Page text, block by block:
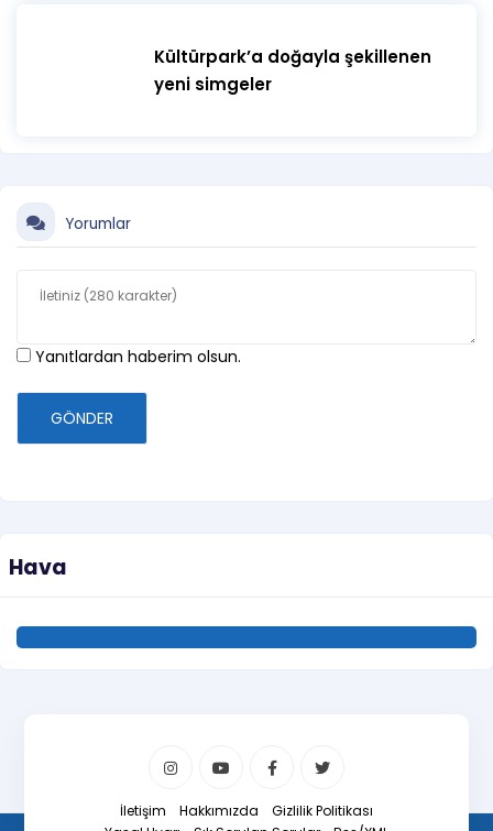
Kültürpark’a doğayla şekillenen
yeni simgeler
Yorumlar
Yanıtlardan haberim olsun.
GÖNDER
Hava
İletişim Hakkımızda
Gizlilik Politikası